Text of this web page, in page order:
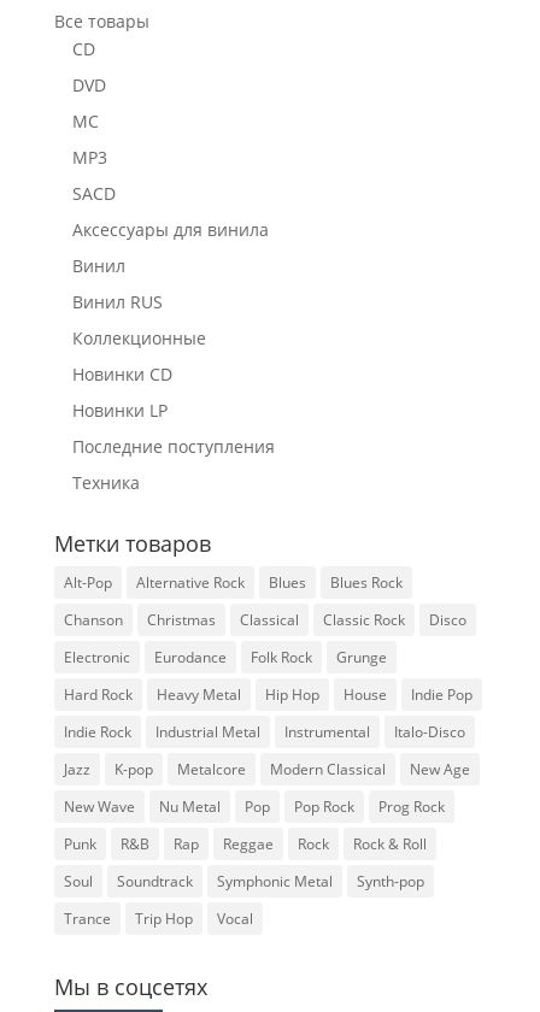
Все товары
CD
DVD
MC
MP3
SACD
Аксессуары для винила
Винил
Винил RUS
Коллекционные
Новинки CD
Новинки LP
Последние поступления
Техника
Метки товаров
Alt-Pop Alternative Rock Blues
Blues Rock
Chanson
Christmas Classical Classic Rock
Disco
Electronic
Eurodance Folk Rock
Grunge
Hard Rock
Heavy Metal Hip Hop House
Indie Pop
Indie Rock
Industrial Metal Instrumental
Italo-Disco
Jazz
K-pop Metalcore Modern Classical
New Age
New Wave
Nu Metal Pop Pop Rock
Prog Rock
Punk
R&B Rap Reggae Rock
Rock & Roll
Soul
Soundtrack Symphonic Metal
Synth-pop
Trance
Trip Hop Vocal
Мы в соцсетях